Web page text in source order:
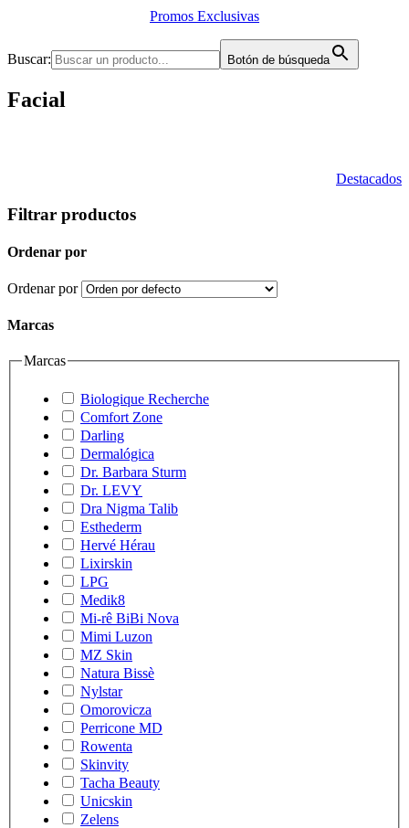
Promos Exclusivas
Buscar: Botón de búsqueda
Facial
Destacados
Filtrar productos
Ordenar por
Ordenar por
Marcas
Marcas
Biologique Recherche
Comfort Zone
Darling
Dermalógica
Dr. Barbara Sturm
Dr. LEVY
Dra Nigma Talib
Esthederm
Hervé Hérau
Lixirskin
LPG
Medik8
Mi-rê BiBi Nova
Mimi Luzon
MZ Skin
Natura Bissè
Nylstar
Omorovicza
Perricone MD
Rowenta
Skinvity
Tacha Beauty
Unicskin
Zelens